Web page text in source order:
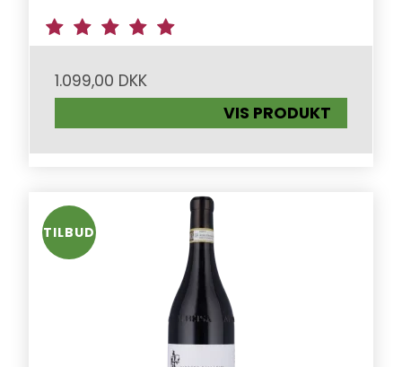
1.099,00 DKK
VIS PRODUKT
TILBUD